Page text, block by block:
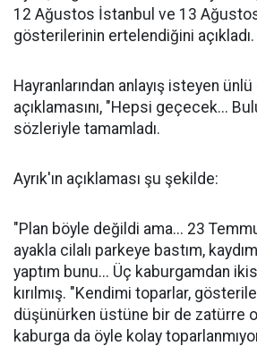
12 Ağustos İstanbul ve 13
gösterilerinin ertelendiğini açıkladı.
Hayranlarından anlayış isteyen
açıklamasını, "Hepsi geçecek...
sözleriyle tamamladı.
Ayrık'ın açıklaması şu şekilde:
"Plan böyle değildi ama... 23
ayakla cilalı parkeye bastım,
yaptım bunu... Üç kaburgamdan
kırılmış. "Kendimi toparlar,
düşünürken üstüne bir de zatürre
kaburga da öyle kolay